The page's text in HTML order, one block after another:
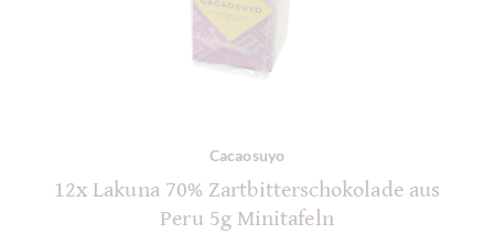
Cacaosuyo
12x Lakuna 70% Zartbitterschokolade aus
Peru 5g Minitafeln